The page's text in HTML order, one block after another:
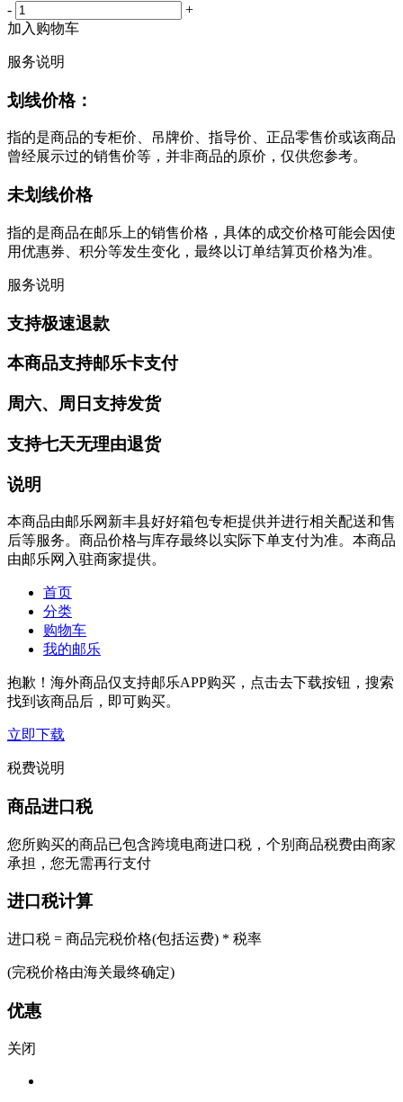
-
+
加入购物车
服务说明
划线价格：
指的是商品的专柜价、吊牌价、指导价、正品零售价或该商品
曾经展示过的销售价等，并非商品的原价，仅供您参考。
未划线价格
指的是商品在邮乐上的销售价格，具体的成交价格可能会因使
用优惠券、积分等发生变化，最终以订单结算页价格为准。
服务说明
支持极速退款
本商品支持邮乐卡支付
周六、周日支持发货
支持七天无理由退货
说明
本商品由邮乐网新丰县好好箱包专柜提供并进行相关配送和售
后等服务。商品价格与库存最终以实际下单支付为准。本商品
由邮乐网入驻商家提供。
首页
分类
购物车
我的邮乐
抱歉！海外商品仅支持邮乐APP购买，点击去下载按钮，搜索
找到该商品后，即可购买。
立即下载
税费说明
商品进口税
您所购买的商品已包含跨境电商进口税，个别商品税费由商家
承担，您无需再行支付
进口税计算
进口税 = 商品完税价格(包括运费) * 税率
(完税价格由海关最终确定)
优惠
关闭